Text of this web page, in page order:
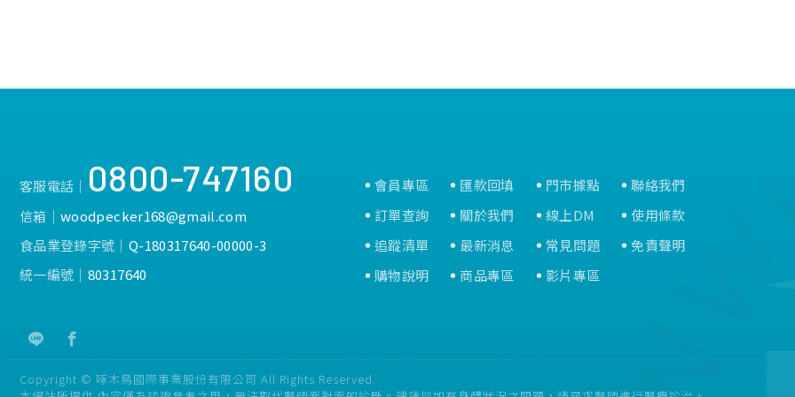
客服電話│ 0800-747160
信箱│woodpecker168@gmail.com
食品業登錄字號│ Q-180317640-00000-3
統一編號│ 80317640
會員專區
訂單查詢
追蹤清單
購物說明
匯款回填
關於我們
最新消息
商品專區
門市據點
線上DM
常見問題
影片專區
聯絡我們
使用條款
免責聲明
Copyright © 啄木鳥國際事業股份有限公司 All Rights Reserved.